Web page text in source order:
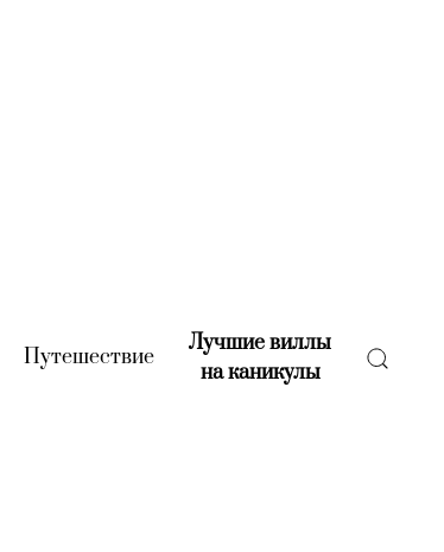
(current)
Путешествие(current)
Лучшие виллы
на каникулы(current)